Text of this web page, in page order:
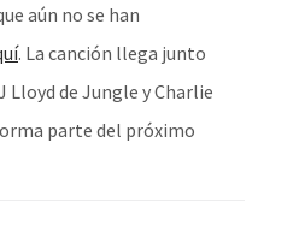
aún no se han
. La canción llega junto
Lloyd de Jungle y Charlie
parte del próximo